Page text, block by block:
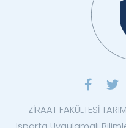
ZİRAAT FAKÜLTESİ